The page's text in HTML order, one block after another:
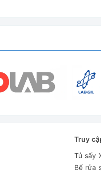
Truy
Tủ sấy
Bể rửa